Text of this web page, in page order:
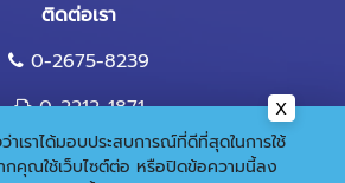
ติดต่อเรา
0-2675-8239
0-2212-1871
ว่าเราได้มอบประสบการณ์ที่ดีที่สุดในการใช้
ากคุณใช้เว็บไซต์ต่อ หรือปิดข้อความนี้ลง